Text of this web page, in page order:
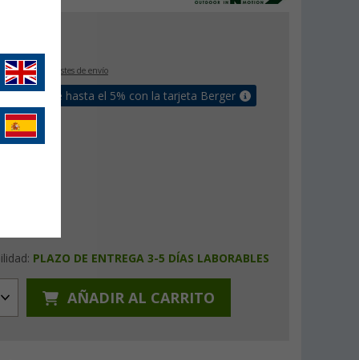
incluido + Costes de envío
un bonus de hasta el 5% con la tarjeta Berger
PLAZO DE ENTREGA 3-5 DÍAS LABORABLES
AÑADIR AL CARRITO